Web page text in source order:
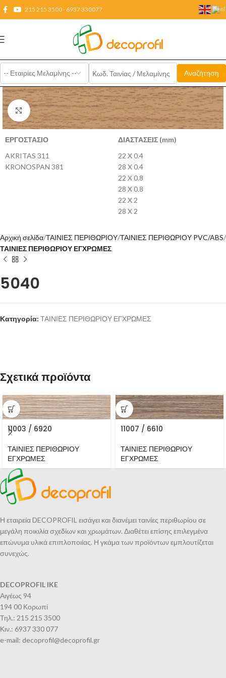
215 215 3500 - 6937 330077
Click to enlarge
ΕΡΓΟΣΤΑΣΙΟ
AKRITAS 311
KRONOSPAN 381
ΔΙΑΣΤΑΣΕΙΣ (mm)
22 X 0.4
28 X 0.4
22 X 0.8
28 X 0.8
22 X 2
28 X 2
Αρχική σελίδα ΤΑΙΝΙΕΣ ΠΕΡΙΘΩΡΙΟΥ ΤΑΙΝΙΕΣ ΠΕΡΙΘΩΡΙΟΥ PVC/ABS
ΤΑΙΝΙΕΣ ΠΕΡΙΘΩΡΙΟΥ ΕΓΧΡΩΜΕΣ
5040
Κατηγορία: ΤΑΙΝΙΕΣ ΠΕΡΙΘΩΡΙΟΥ ΕΓΧΡΩΜΕΣ
Σχετικά προϊόντα
11003 / 6920
ΤΑΙΝΙΕΣ ΠΕΡΙΘΩΡΙΟΥ
ΕΓΧΡΩΜΕΣ
11007 / 6610
ΤΑΙΝΙΕΣ ΠΕΡΙΘΩΡΙΟΥ
ΕΓΧΡΩΜΕΣ
Η εταιρεία DECOPROFIL εισάγει και διανέμει ταινίες περιθωρίου σε
μεγάλη ποικιλία σχεδίων και χρωμάτων. Διαθέτει επίσης επιλεγμένα
επώνυμα υλικά επιπλοποιίας. Η γκάμα των προϊόντων εμπλουτίζεται
συνεχώς.
DECOPROFIL IKE
Αιγέως 94
194 00 Κορωπί
Τηλ.: 215 215 3500
Κιν.: 6937 330 077
e-mail: decoprofil@decoprofil.gr